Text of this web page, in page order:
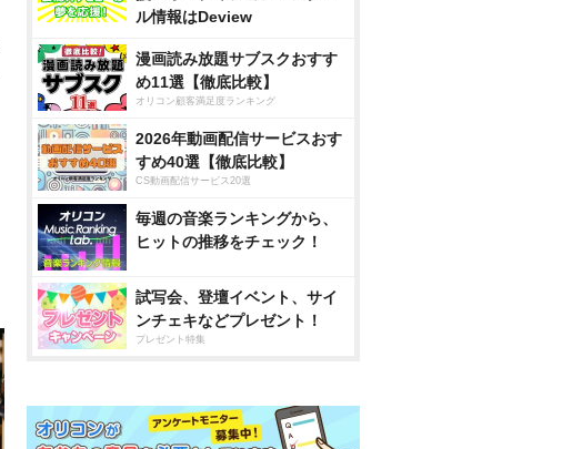
ル情報はDeview
漫画読み放題サブスクおすす
め11選【徹底比較】
オリコン顧客満足度ランキング
2026年動画配信サービスおす
すめ40選【徹底比較】
CS動画配信サービス20選
毎週の音楽ランキングから、
ヒットの推移をチェック！
試写会、登壇イベント、サイ
ンチェキなどプレゼント！
プレゼント特集